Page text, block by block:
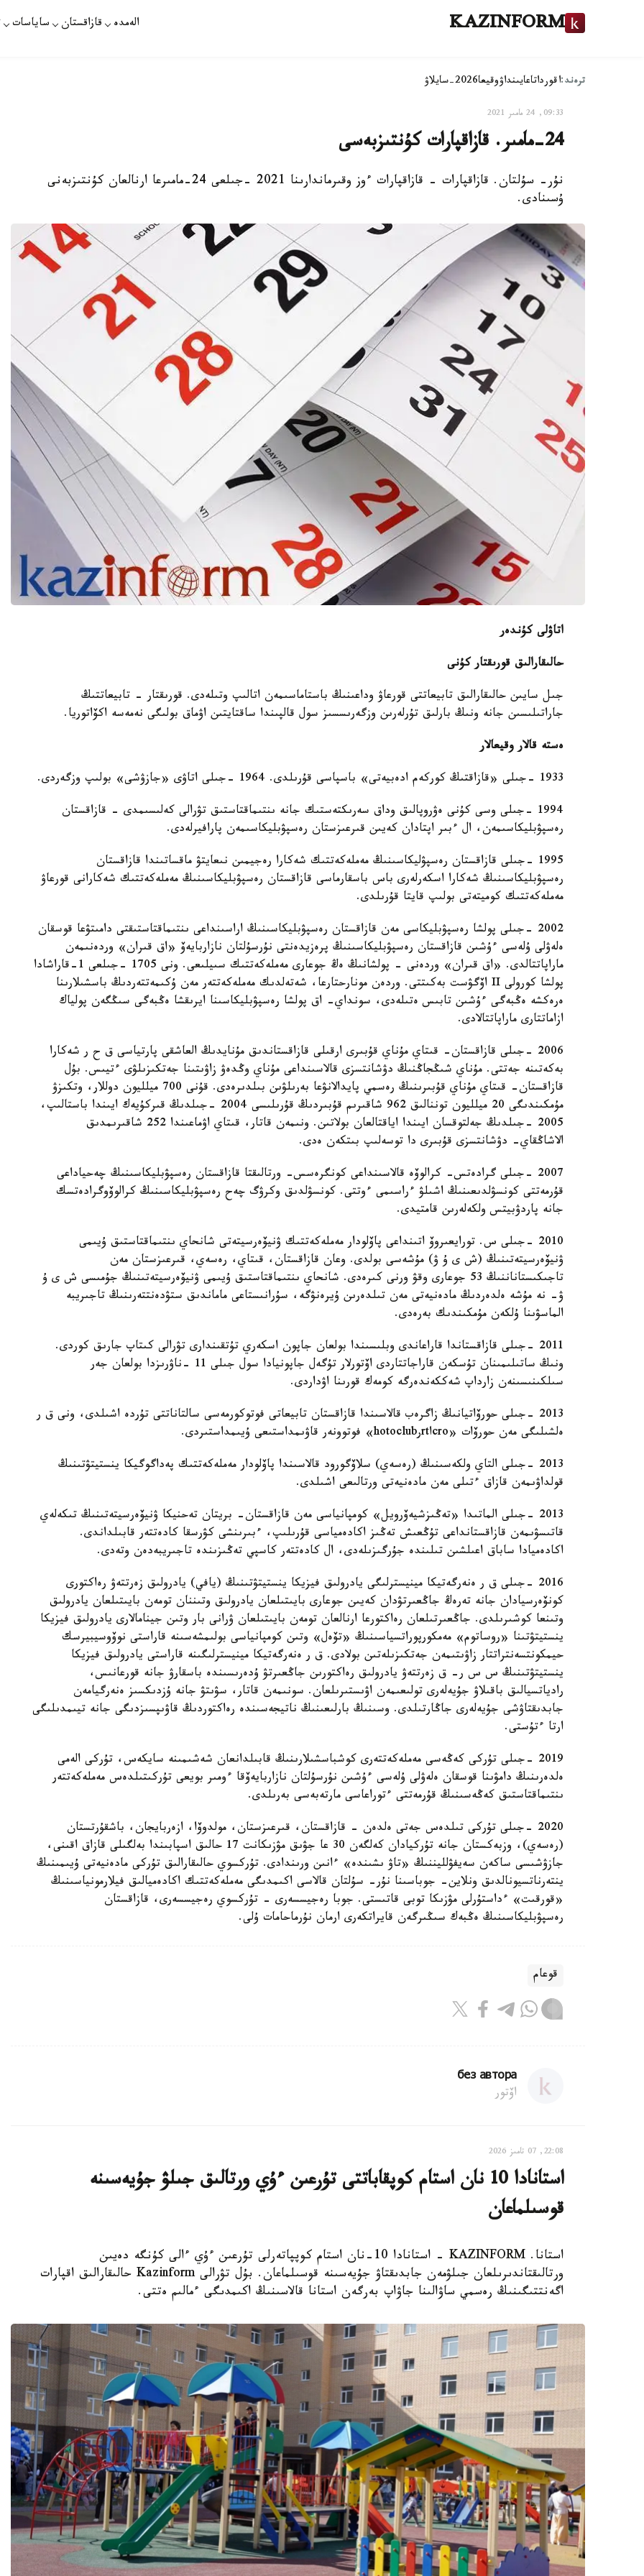
KAZINFORM الەمدە قازاقستان ساياسات
ترەند:اقورداتاعايىنداۋوقيعا2026-سايلاۋ
09:33, 24 مامىر 2021
24-مامىر. قازاقپارات كۇنتىزبەسى
نۇر- سۇلتان. قازاقپارات - قازاقپارات ءوز وقىرماندارىنا 2021 -جىلعى 24-مامىرعا ارنالعان كۇنتىزبەنى
ۇسىنادى.
اتاۋلى كۇندەر
حالىقارالىق قورىقتار كۇنى
جىل سايىن حالىقارالىق تابيعاتتى قورعاۋ وداعىنىڭ باستاماسىمەن اتالىپ وتىلەدى. قورىقتار - تابيعاتتىڭ
جاراتىلىسىن جانە ونىڭ بارلىق تۇرلەرىن وزگەرىسسىز سول قالپىندا ساقتايتىن اۋماق بولىگى نەمەسە اكۆاتوريا.
ەستە قالار وقيعالار
1933 -جىلى «قازاقتىڭ كوركەم ادەبيەتى» باسپاسى قۇرىلدى. 1964 -جىلى اتاۋى «جازۋشى» بولىپ وزگەردى.
1994 -جىلى وسى كۇنى ەۋروپالىق وداق سەرىكتەستىك جانە ىنتىماقتاستىق تۋرالى كەلىسىمدى - قازاقستان
رەسپۋبليكاسىمەن، ال ءبىر اپتادان كەيىن قىرعىزستان رەسپۋبليكاسىمەن پارافيرلەدى.
1995 -جىلى قازاقستان رەسپۋليكاسىنىڭ مەملەكەتتىك شەكارا رەجيمىن نىعايتۋ ماقساتىندا قازاقستان
رەسپۋبليكاسىنىڭ شەكارا اسكەرلەرى باس باسقارماسى قازاقستان رەسپۋبليكاسىنىڭ مەملەكەتتىك شەكارانى قورعاۋ
مەملەكەتتىك كوميتەتى بولىپ قايتا قۇرىلدى.
2002 -جىلى پولشا رەسپۋبليكاسى مەن قازاقستان رەسپۋبليكاسىنىڭ اراسىنداعى ىنتىماقتاستىقتى دامىتۋعا قوسقان
ەلەۋلى ۇلەسى ءۇشىن قازاقستان رەسپۋبليكاسىنىڭ پرەزيدەنتى نۇرسۇلتان نازاربايەۆ «اق قىران» وردەنىمەن
ماراپاتتالدى. «اق قىران» وردەنى - پولشانىڭ ەڭ جوعارى مەملەكەتتىك سىيلىعى. ونى 1705 -جىلعى 1-قاراشادا
پولشا كورولى II اۆگۋست بەكىتتى. وردەن مونارحتارعا، شەتەلدىك مەملەكەتتەر مەن ۇكىمەتتەردىڭ باسشىلارىنا
ەرەكشە ەڭبەگى ءۇشىن تابىس ەتىلەدى، سونداي- اق پولشا رەسپۋبليكاسىنا ايرىقشا ەڭبەگى سىڭگەن پولياك
ازاماتتارى ماراپاتتالادى.
2006 -جىلى قازاقستان- قىتاي مۇناي قۇبىرى ارقىلى قازاقستاندىق مۇنايدىڭ العاشقى پارتياسى ق ح ر شەكارا
بەكەتىنە جەتتى. مۇناي شىڭجاڭنىڭ دۋشانتسزى قالاسىنداعى مۇناي وڭدەۋ زاۋىتىنا جەتكىزىلۋى ءتيىس. بۇل
قازاقستان- قىتاي مۇناي قۇبىرىنىڭ رەسمي پايدالانۋعا بەرىلۋىن بىلدىرەدى. قۇنى 700 ميلليون دوللار، وتكىزۋ
مۇمكىندىگى 20 ميلليون توننالىق 962 شاقىرىم قۇبىردىڭ قۇرىلىسى 2004 -جىلدىڭ قىركۇيەك ايىندا باستالىپ،
2005 -جىلدىڭ جەلتوقسان ايىندا اياقتالعان بولاتىن. ونىمەن قاتار، قىتاي اۋماعىندا 252 شاقىرىمدىق
الاشاڭقاي- دۋشانتسزى قۇبىرى دا توسەلىپ بىتكەن ەدى.
2007 -جىلى گرادەتس- كرالوۆە قالاسىنداعى كونگرەسس- ورتالىقتا قازاقستان رەسپۋبليكاسىنىڭ چەحياداعى
قۇرمەتتى كونسۋلدىعىنىڭ اشىلۋ ءراسىمى ءوتتى. كونسۋلدىق وكرۋگ چەح رەسپۋبليكاسىنىڭ كرالوۆوگرادەتسك
جانە پاردۋبيتس ولكەلەرىن قامتيدى.
2010 -جىلى س. تورايعىروۆ اتىنداعى پاۆلودار مەملەكەتتىك ۋنيۆەرسيتەتى شانحاي ىنتىماقتاستىق ۇيىمى
ۋنيۆەرسيتەتىنىڭ (ش ى ۇ ۋ) مۇشەسى بولدى. وعان قازاقستان، قىتاي، رەسەي، قىرعىزستان مەن
تاجىكىستاناننىڭ 53 جوعارى وقۋ ورنى كىرەدى. شانحاي ىنتىماقتاستىق ۇيىمى ۋنيۆەرسيتەتىنىڭ جۇمىسى ش ى ۇ
ۋ- نە مۇشە ەلدەردىڭ مادەنيەتى مەن تىلدەرىن ۇيرەنۋگە، سۇرانىستاعى ماماندىق ستۋدەنتتەرىنىڭ تاجىريبە
الماسۋىنا ۇلكەن مۇمكىندىك بەرەدى.
2011 -جىلى قازاقستاندا قاراعاندى وبلىسىندا بولعان جاپون اسكەري تۇتقىندارى تۋرالى كىتاپ جارىق كوردى.
ونىڭ ساتىلىمىنان تۇسكەن قاراجاتتاردى اۆتورلار تۇگەل جاپونيادا سول جىلى 11 -ناۋرىزدا بولعان جەر
سىلكىنىسىنەن زارداپ شەككەندەرگە كومەك قورىنا اۋداردى.
2013 -جىلى حورۆاتيانىڭ زاگرەب قالاسىندا قازاقستان تابيعاتى فوتوكورمەسى سالتاناتتى تۇردە اشىلدى، ونى ق ر
ەلشىلىگى مەن حورۆات «croاrtرhotoclub» فوتوونەر قاۋىمداستىعى ۇيىمداستىردى.
2013 -جىلى التاي ولكەسىنىڭ (رەسەي) سلاۆگورود قالاسىندا پاۆلودار مەملەكەتتىك پەداگوگيكا ينستيتۋتىنىڭ
قولداۋىمەن قازاق ءتىلى مەن مادەنيەتى ورتالىعى اشىلدى.
2013 -جىلى الماتىدا «تەڭىزشيەۆرويل» كومپانياسى مەن قازاقستان- بريتان تەحنيكا ۋنيۆەرسيتەتىنىڭ تىكەلەي
قاتىسۋىمەن قازاقستانداعى تۇڭعىش تەڭىز اكادەمياسى قۇرىلىپ، ءبىرىنشى كۋرسقا كادەتتەر قابىلداندى.
اكادەميادا ساباق اعىلشىن تىلىندە جۇرگىزىلەدى، ال كادەتتەر كاسپي تەڭىزىندە تاجىريبەدەن وتەدى.
2016 -جىلى ق ر ەنەرگەتيكا مينيسترلىگى يادرولىق فيزيكا ينستيتۋتىنىڭ (يافي) يادرولىق زەرتتەۋ رەاكتورى
كونۆەرسيادان جانە تەرەڭ جاڭعىرتۋدان كەيىن جوعارى بايىتىلعان يادرولىق وتىننان تومەن بايىتىلعان يادرولىق
وتىنعا كوشىرىلدى. جاڭعىرتىلعان رەاكتورعا ارنالعان تومەن بايىتىلعان ۋرانى بار وتىن جينامالارى يادرولىق فيزيكا
ينستيتۋتىنا «روساتوم» مەمكورپوراتسياسىنىڭ «تۆەل» وتىن كومپانياسى بولىمشەسىنە قاراستى نوۆوسيبيرسك
حيمكونتسەنتراتتار زاۋىتىمەن جەتكىزىلەتىن بولادى. ق ر ەنەرگەتيكا مينيسترلىگىنە قاراستى يادرولىق فيزيكا
ينستيتۋتىنىڭ س س ر- ق زەرتتەۋ يادرولىق رەاكتورىن جاڭعىرتۋ ۇدەرىسىندە باسقارۋ جانە قورعانىس،
رادياتسيالىق باقىلاۋ جۇيەلەرى تولىعىمەن اۋىستىرىلعان. سونىمەن قاتار، سۋىتۋ جانە ۇزدىكسىز ەنەرگيامەن
جابدىقتاۋشى جۇيەلەرى جاڭارتىلدى. وسىنىڭ بارلىعىنىڭ ناتيجەسىندە رەاكتوردىڭ قاۋىپسىزدىگى جانە تيىمدىلىگى
ارتا ءتۇستى.
2019 -جىلى تۇركى كەڭەسى مەملەكەتتەرى كوشباسشىلارىنىڭ قابىلدانعان شەشىمىنە سايكەس، تۇركى الەمى
ەلدەرىنىڭ دامۋىنا قوسقان ەلەۋلى ۇلەسى ءۇشىن نۇرسۇلتان نازاربايەۆقا ءومىر بويعى تۇركىتىلدەس مەملەكەتتەر
ىنتىماقتاستىق كەڭەسىنىڭ قۇرمەتتى ءتوراعاسى مارتەبەسى بەرىلدى.
2020 -جىلى تۇركى تىلدەس جەتى ەلدەن - قازاقستان، قىرعىزستان، مولدوۆا، ازەربايجان، باشقۇرتستان
(رەسەي)، وزبەكستان جانە تۇركيادان كەلگەن 30 عا جۋىق مۋزىكانت 17 حالىق اسپابىندا بەلگىلى قازاق اقىنى،
جازۋشىسى ساكەن سەيفۋلليننىڭ «تاۋ ىشىندە» ءانىن ورىندادى. تۇركسوي حالىقارالىق تۇركى مادەنيەتى ۇيىمىنىڭ
ينتەرناتسيونالدىق ونلاين- جوباسىنا نۇر- سۇلتان قالاسى اكىمدىگى مەملەكەتتىك اكادەميالىق فيلارمونياسىنىڭ
«قورقىت» ءداستۇرلى مۋزىكا توبى قاتىستى. جوبا رەجيسسەرى - تۇركسوي رەجيسسەرى، قازاقستان
رەسپۋبليكاسىنىڭ ەڭبەك سىڭىرگەن قايراتكەرى ارمان نۇرماحامات ۇلى.
قوعام
без автора
اۆتور
22:08, 07 تامىز 2026
استانادا 10 نان استام كوپقاباتتى تۇرعىن ءۇي ورتالىق جىلۋ جۇيەسىنە
قوسىلماعان
استانا. KAZINFORM - استانادا 10-نان استام كوپپاتەرلى تۇرعىن ءۇي ءالى كۇنگە دەيىن
ورتالىقتاندىرىلعان جىلۋمەن جابدىقتاۋ جۇيەسىنە قوسىلماعان. بۇل تۋرالى Kazinform حالىقارالىق اقپارات
اگەنتتىگىنىڭ رەسمي ساۋالىنا جاۋاپ بەرگەن استانا قالاسىنىڭ اكىمدىگى ءمالىم ەتتى.